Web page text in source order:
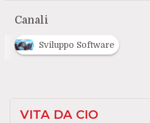
Canali
Sviluppo Software
VITA DA CIO